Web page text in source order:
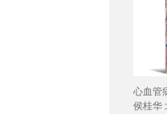
心血管
侯桂华